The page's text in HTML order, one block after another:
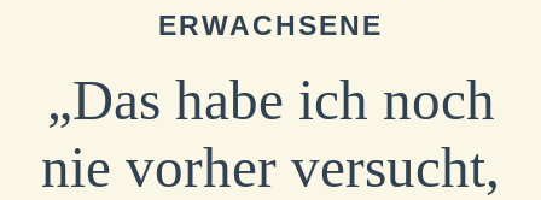
ERWACHSENE
„Das habe ich noch
nie vorher versucht,